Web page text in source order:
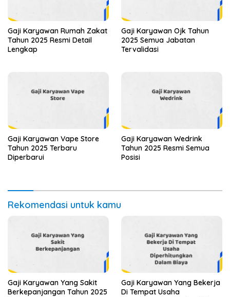
Gaji Karyawan Rumah Zakat
Tahun 2025 Resmi Detail
Lengkap
Gaji Karyawan Ojk Tahun
2025 Semua Jabatan
Tervalidasi
Gaji Karyawan Vape Store
Tahun 2025 Terbaru
Diperbarui
Gaji Karyawan Wedrink
Tahun 2025 Resmi Semua
Posisi
Rekomendasi untuk kamu
Gaji Karyawan Yang Sakit
Berkepanjangan Tahun 2025
Gaji Karyawan Yang Bekerja
Di Tempat Usaha